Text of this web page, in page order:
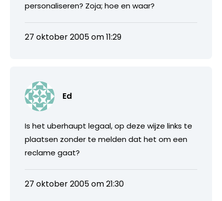
personaliseren? Zoja; hoe en waar?
27 oktober 2005 om 11:29
Ed
Is het uberhaupt legaal, op deze wijze links te
plaatsen zonder te melden dat het om een
reclame gaat?
27 oktober 2005 om 21:30